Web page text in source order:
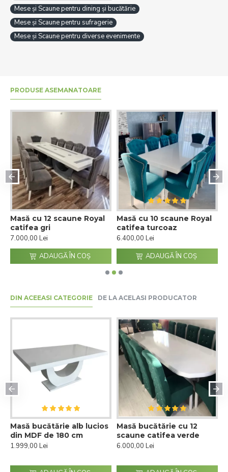
Mese și Scaune pentru dining și bucătărie
Mese și Scaune pentru sufragerie
Mese și Scaune pentru diverse evenimente
PRODUSE ASEMANATOARE
Masă cu 12 scaune Royal
catifea gri
7.000,00 Lei
ADAUGĂ ÎN COŞ
Masă cu 10 scaune Royal
catifea turcoaz
6.400,00 Lei
ADAUGĂ ÎN COŞ
DIN ACEEASI CATEGORIE DE LA ACELASI PRODUCATOR
Masă bucătărie alb lucios
din MDF de 180 cm
1.999,00 Lei
Masă bucătărie cu 12
scaune catifea verde
6.000,00 Lei